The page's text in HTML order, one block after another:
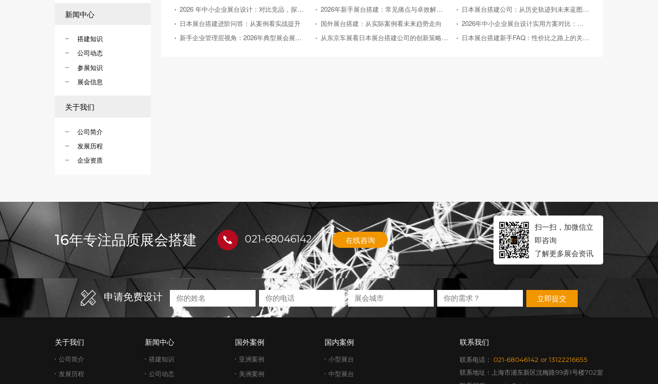
新闻中心
搭建知识
公司动态
参展知识
展会信息
关于我们
公司简介
发展历程
企业资质
2026 年中小企业展台设计：对比竞品，探寻高性价比之路
2026年新手展台搭建：常见痛点与卓效解决方案
日本展台搭建公司：从历史轨迹到未来蓝图的深度剖析
日本展台搭建进阶问答：从案例看实战提升
国外展台搭建：从实际案例看未来趋势走向
2026年中小企业展台设计实用方案对比：助力性价比之选
新手企业管理层视角：2026年典型展会展台搭建案例深度剖析
从东京车展看日本展台搭建公司的创新策略与实践 日本展台搭建新手FAQ：性价比之路上的关键解惑
16年专注品质展会搭建 021-68046142 在线咨询
扫一扫，加微信立
即咨询
了解更多展会资讯
申请免费设计 立即提交
关于我们
公司简介
发展历程
新闻中心
搭建知识
公司动态
国外案例
亚洲案例
美洲案例
国内案例
小型展台
中型展台
联系我们
联系电话： 021-68046142 or 13122216655
联系地址：上海市浦东新区沈梅路99弄1号楼702室